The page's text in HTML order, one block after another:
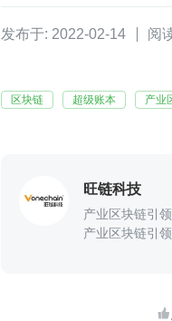
发布于: 2022-02-14 阅
区块链 超级账本 产业
旺链科技
产业区块链引
产业区块链引
